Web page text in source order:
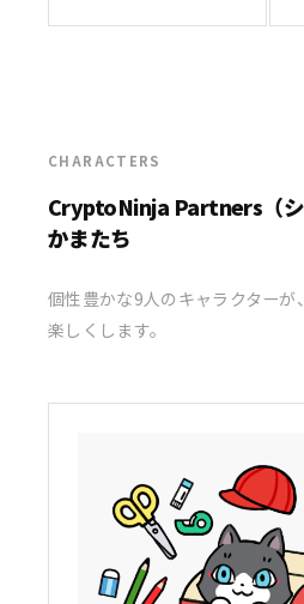
CHARACTERS
CryptoNinja Partners（
かまたち
個性豊かな9人のキャラクターが
楽しくします。